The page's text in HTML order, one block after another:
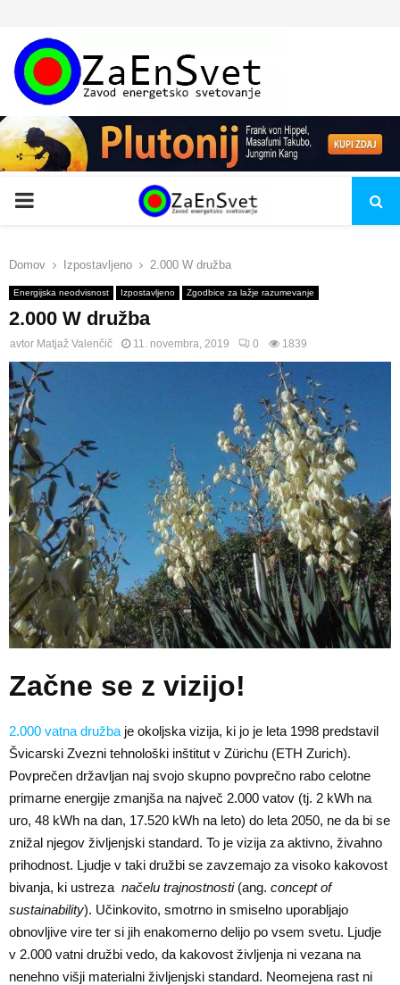
PRIMARY
Domov Izpostavljeno 2.000 W družba
Energijska neodvisnost Izpostavljeno Zgodbice za lažje razumevanje
2.000 W družba
avtor Matjaž Valenčič 11. novembra, 2019 0 1839
Začne se z vizijo!
2.000 vatna družba je okoljska vizija, ki jo je leta 1998 predstavil
Švicarski Zvezni tehnološki inštitut v Zürichu (ETH Zurich).
Povprečen državljan naj svojo skupno povprečno rabo celotne
primarne energije zmanjša na največ 2.000 vatov (tj. 2 kWh na
uro, 48 kWh na dan, 17.520 kWh na leto) do leta 2050, ne da bi se
znižal njegov življenjski standard. To je vizija za aktivno, živahno
prihodnost. Ljudje v taki družbi se zavzemajo za visoko kakovost
bivanja, ki ustreza načelu trajnostnosti (ang. concept of
sustainability). Učinkovito, smotrno in smiselno uporabljajo
obnovljive vire ter si jih enakomerno delijo po vsem svetu. Ljudje
v 2.000 vatni družbi vedo, da kakovost življenja ni vezana na
nenehno višji materialni življenjski standard. Neomejena rast ni